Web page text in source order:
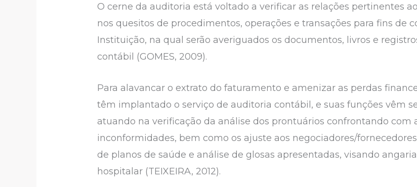
O cerne da auditoria está voltado a verificar as relações pertinentes
nos quesitos de procedimentos, operações e transações para fins de
Instituição, na qual serão averiguados os documentos, livros e
contábil (GOMES, 2009).
Para alavancar o extrato do faturamento e amenizar as perdas
têm implantado o serviço de auditoria contábil, e suas funções vêm
atuando na verificação da análise dos prontuários confrontando com
inconformidades, bem como os ajuste aos negociadores/
de planos de saúde e análise de glosas apresentadas, visando
hospitalar (TEIXEIRA, 2012).